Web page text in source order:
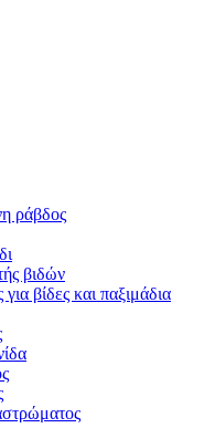
ράβδος
βιδών
βίδες και παξιμάδια